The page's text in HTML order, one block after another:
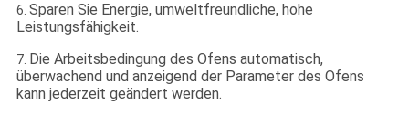
6. Sparen Sie Energie, umweltfreundliche, hohe
Leistungsfähigkeit.
7. Die Arbeitsbedingung des Ofens automatisch,
überwachend und anzeigend der Parameter des Ofens
kann jederzeit geändert werden.